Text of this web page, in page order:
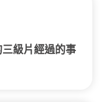
級片經過的事